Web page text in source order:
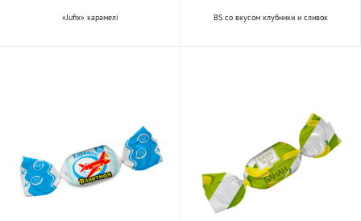
«Jufix» карамелі BS со вкусом клубники и сливок